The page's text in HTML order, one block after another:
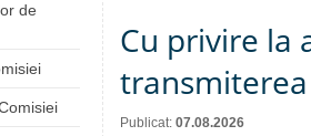
de
Cu privire la
Publicat: 07.08.2026